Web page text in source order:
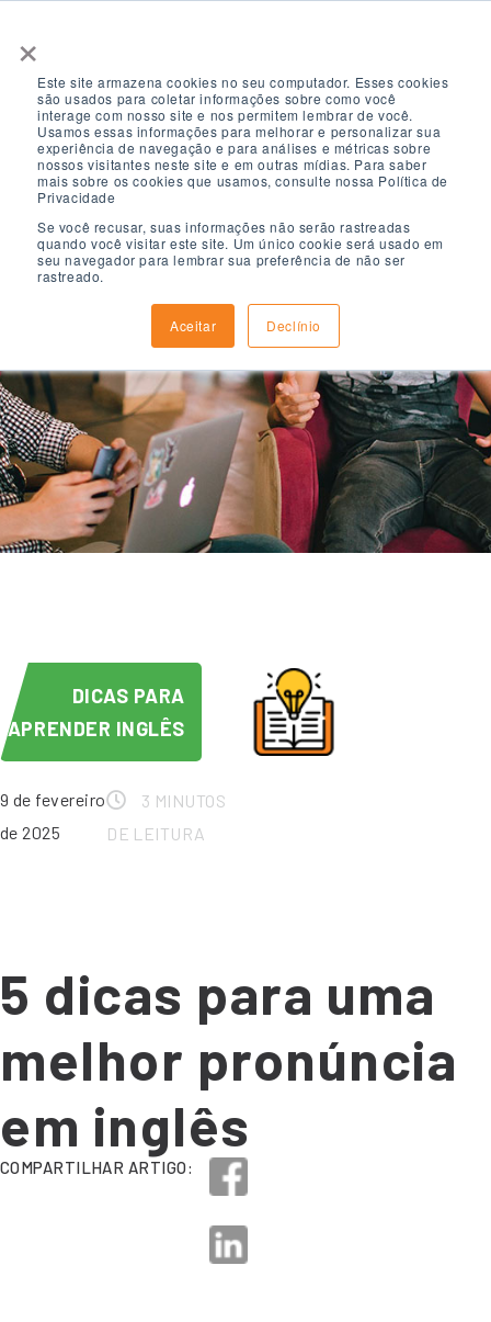
×
Este site armazena cookies no seu computador. Esses cookies
são usados ​​para coletar informações sobre como você
interage com nosso site e nos permitem lembrar de você.
Usamos essas informações para melhorar e personalizar sua
experiência de navegação e para análises e métricas sobre
nossos visitantes neste site e em outras mídias. Para saber
mais sobre os cookies que usamos, consulte nossa Política de
Privacidade
Se você recusar, suas informações não serão rastreadas
quando você visitar este site. Um único cookie será usado em
seu navegador para lembrar sua preferência de não ser
rastreado.
Aceitar Declínio
DICAS PARA
APRENDER INGLÊS
9 de fevereiro
de 2025
3 MINUTOS
DE LEITURA
5 dicas para uma
melhor pronúncia
em inglês
COMPARTILHAR ARTIGO: